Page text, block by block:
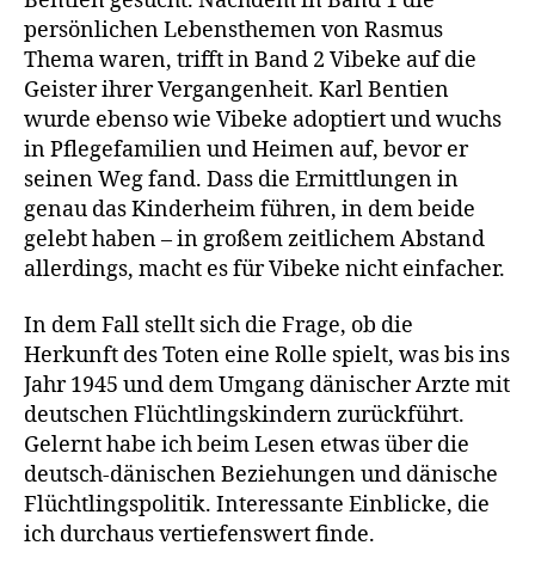
persönlichen Lebensthemen von Rasmus
Thema waren, trifft in Band 2 Vibeke auf die
Geister ihrer Vergangenheit. Karl Bentien
wurde ebenso wie Vibeke adoptiert und wuchs
in Pflegefamilien und Heimen auf, bevor er
seinen Weg fand. Dass die Ermittlungen in
genau das Kinderheim führen, in dem beide
gelebt haben – in großem zeitlichem Abstand
allerdings, macht es für Vibeke nicht einfacher.
In dem Fall stellt sich die Frage, ob die
Herkunft des Toten eine Rolle spielt, was bis ins
Jahr 1945 und dem Umgang dänischer Arzte mit
deutschen Flüchtlingskindern zurückführt.
Gelernt habe ich beim Lesen etwas über die
deutsch-dänischen Beziehungen und dänische
Flüchtlingspolitik. Interessante Einblicke, die
ich durchaus vertiefenswert finde.